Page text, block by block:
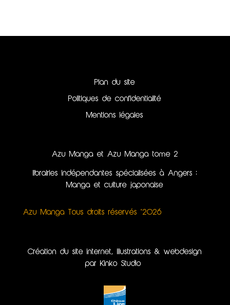
Plan du site
Politiques de confidentialité
Mentions légales
Azu Manga et Azu Manga tome 2
librairies indépendantes spécialisées à Angers :
Manga et culture japonaise
Azu Manga Tous droits réservés ©2026
Création du site internet, illustrations & webdesign
par Kinko Studio